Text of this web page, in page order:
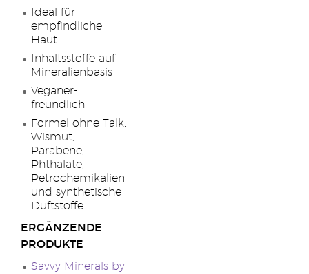
Ideal für
empfindliche
Haut
Inhaltsstoffe auf
Mineralienbasis
Veganer-
freundlich
Formel ohne Talk,
Wismut,
Parabene,
Phthalate,
Petrochemikalien
und synthetische
Duftstoffe
ERGÄNZENDE
PRODUKTE
Savvy Minerals by